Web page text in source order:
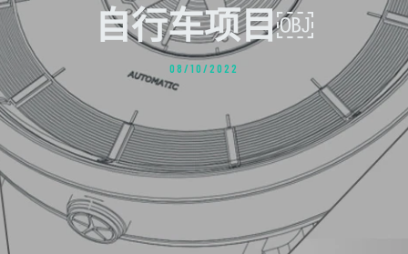
自行车项目￼
08/10/2022